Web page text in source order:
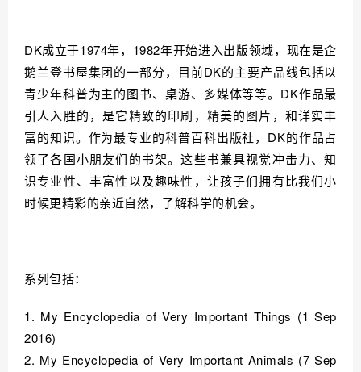
DK成立于1974年，1982年开始进入出版领域，现在是企
鹅兰登书屋集团的一部分，目前DK的主要产品线包括以
青少年科普为主的图书、桌游、多媒体等等。 DK作品最
引人入胜的，是它精致的印刷，精美的图片，和详实丰
富的知识。 作为最专业的科普百科出版社，DK的作品占
领了各国小朋友们的书架。这些书兼具视觉冲击力、知
识专业性、丰富性以及趣味性，让孩子们拥有比我们小
时候更精彩的亲近自然，了解科学的机会。
系列包括：
1. My Encyclopedia of Very Important Things (1 Sep
2016)
2. My Encyclopedia of Very Important Animals (7 Sep